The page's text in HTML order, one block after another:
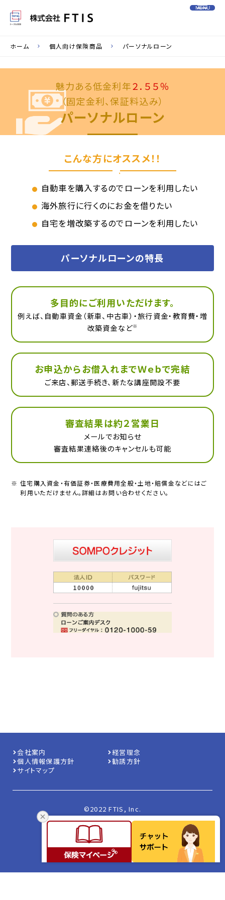
MENU
ホーム 個人向け保険商品 パーソナルローン
魅力ある低金利年２．５５％
（固定金利、保証料込み）
パーソナルローン
こんな方にオススメ！！
自動車を購入するのでローンを利用したい
海外旅行に行くのにお金を借りたい
自宅を増改築するのでローンを利用したい
パーソナルローンの特長
多目的にご利用いただけます。
例えば、自動車資金（新車、中古車）・旅行資金・教育費・増
改築資金など※
お申込からお借入れまでＷｅｂで完結
ご来店、郵送手続き、新たな講座開設不要
審査結果は約２営業日
メールでお知らせ
審査結果連絡後のキャンセルも可能
※ 住宅購入資金・有価証券・医療費用全般・土地・賠償金などにはご
利用いただけません。詳細はお問い合わせください。
会社案内
経営理念
個人情報保護方針
勧誘方針
サイトマップ
©2022 FTIS, Inc.